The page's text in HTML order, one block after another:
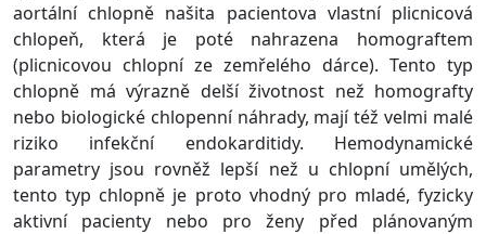
aortální chlopně našita pacientova vlastní plicnicová
chlopeň, která je poté nahrazena homograftem
(plicnicovou chlopní ze zemřelého dárce). Tento typ
chlopně má výrazně delší životnost než homografty
nebo biologické chlopenní náhrady, mají též velmi malé
riziko infekční endokarditidy. Hemodynamické
parametry jsou rovněž lepší než u chlopní umělých,
tento typ chlopně je proto vhodný pro mladé, fyzicky
aktivní pacienty nebo pro ženy před plánovaným